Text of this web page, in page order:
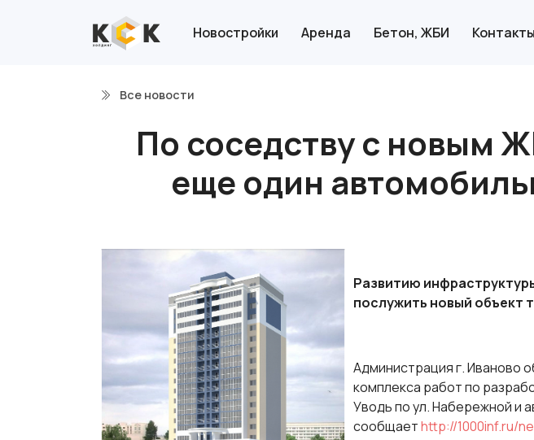
Новостройки Аренда Бетон, ЖБИ Контакты
Все новости
По соседству с новым
еще один
Развитию
послужить новый объект
Администрация г. Иваново
комплекса работ по
Уводь по ул. Набережной и
сообщаетhttp://1000inf.ru/